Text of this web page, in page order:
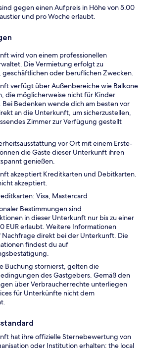
gegen einen Aufpreis in Höhe von 5.00
und pro Woche erlaubt.
wird von einem professionellen
Die Vermietung erfolgt zu
oder beruflichen Zwecken.
verfügt über Außenbereiche wie Balkone
die möglicherweise nicht für Kinder
Bedenken wende dich am besten vor
an die Unterkunft, um sicherzustellen,
Zimmer zur Verfügung gestellt
vor Ort mit einem Erste-
die Gäste dieser Unterkunft ihren
genießen.
akzeptiert Kreditkarten und Debitkarten.
akzeptiert.
Visa, Mastercard
Bestimmungen sind
in dieser Unterkunft nur bis zu einer
EUR erlaubt. Weitere Informationen
Nachfrage direkt bei der Unterkunft. Die
findest du auf
Buchung stornierst, gelten die
des Gastgebers. Gemäß den
über Verbraucherrechte unterliegen
für Unterkünfte nicht dem
hat ihre offizielle Sternebewertung von
oder Institution erhalten: the local